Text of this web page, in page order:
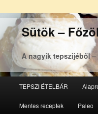
Sütök –
A nagyik tepszijéből –
Tovább
az
Tovább
a
TEPSZI ÉTELBÁR
Mentes receptek Paleo